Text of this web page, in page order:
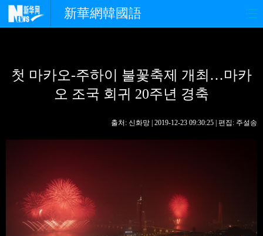
新華網韓國語
경제 사회 포토
핫 TV
첫 마카오-주하이 불꽃축제 개최…마카
오 조국 회귀 20주년 경축
출처: 신화망 | 2019-12-23 09:30:25 | 편집: 주설송